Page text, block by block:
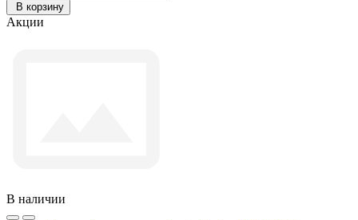
В корзину
Акции
В наличии